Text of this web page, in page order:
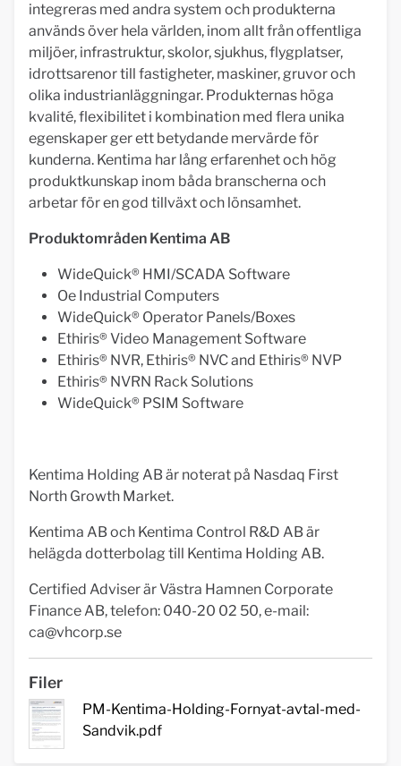
integreras med andra system och produkterna
används över hela världen, inom allt från offentliga
miljöer, infrastruktur, skolor, sjukhus, flygplatser,
idrottsarenor till fastigheter, maskiner, gruvor och
olika industrianläggningar. Produkternas höga
kvalité, flexibilitet i kombination med flera unika
egenskaper ger ett betydande mervärde för
kunderna. Kentima har lång erfarenhet och hög
produktkunskap inom båda branscherna och
arbetar för en god tillväxt och lönsamhet.
Produktområden Kentima AB
WideQuick® HMI/SCADA Software
Oe Industrial Computers
WideQuick® Operator Panels/Boxes
Ethiris® Video Management Software
Ethiris® NVR, Ethiris® NVC and Ethiris® NVP
Ethiris® NVRN Rack Solutions
WideQuick® PSIM Software
Kentima Holding AB är noterat på Nasdaq First
North Growth Market.
Kentima AB och Kentima Control R&D AB är
helägda dotterbolag till Kentima Holding AB.
Certified Adviser är Västra Hamnen Corporate
Finance AB, telefon: 040-20 02 50, e-mail:
ca@vhcorp.se
Filer
PM-Kentima-Holding-Fornyat-avtal-med-
Sandvik.pdf